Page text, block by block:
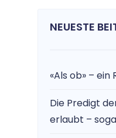
NEUESTE
«Als ob» –
Die Predigt
erlaubt –